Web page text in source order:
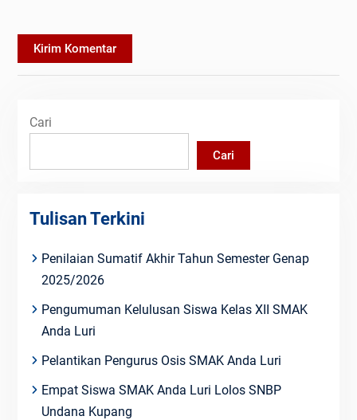
Cari
Cari
Tulisan Terkini
Penilaian Sumatif Akhir Tahun Semester Genap
2025/2026
Pengumuman Kelulusan Siswa Kelas XII SMAK
Anda Luri
Pelantikan Pengurus Osis SMAK Anda Luri
Empat Siswa SMAK Anda Luri Lolos SNBP
Undana Kupang